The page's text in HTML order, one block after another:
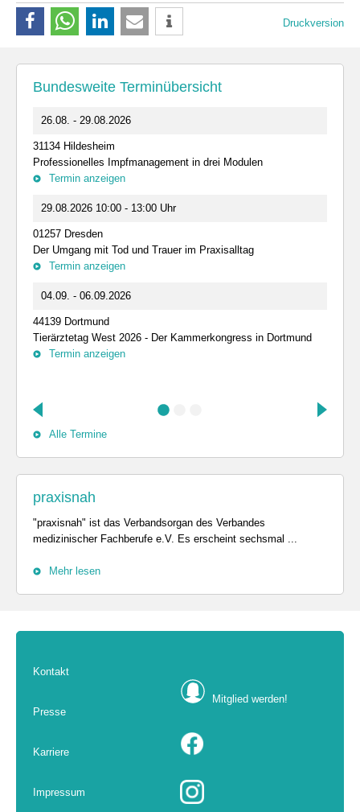
Druckversion
Bundesweite Terminübersicht
26.08. - 29.08.2026
31134 Hildesheim
Professionelles Impfmanagement in drei Modulen
Termin anzeigen
29.08.2026 10:00 - 13:00 Uhr
01257 Dresden
Der Umgang mit Tod und Trauer im Praxisalltag
Termin anzeigen
04.09. - 06.09.2026
44139 Dortmund
Tierärztetag West 2026 - Der Kammerkongress in Dortmund
Termin anzeigen
Alle Termine
praxisnah
"praxisnah" ist das Verbandsorgan des Verbandes
medizinischer Fachberufe e.V. Es erscheint sechsmal ...
Mehr lesen
Kontakt
Presse
Karriere
Impressum
Mitglied werden!